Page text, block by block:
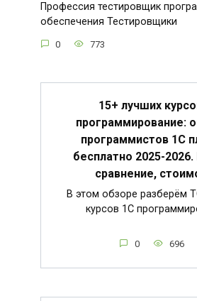
Профессия тестировщик
обеспечения Тестировщики
0 773
15+ лучших
программирование:
программистов 1С
бесплатно 2025-2026.
сравнение,
В этом обзоре разберём
курсов 1С
0 696